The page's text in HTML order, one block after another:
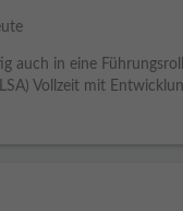
auch in eine
Vollzeit mit